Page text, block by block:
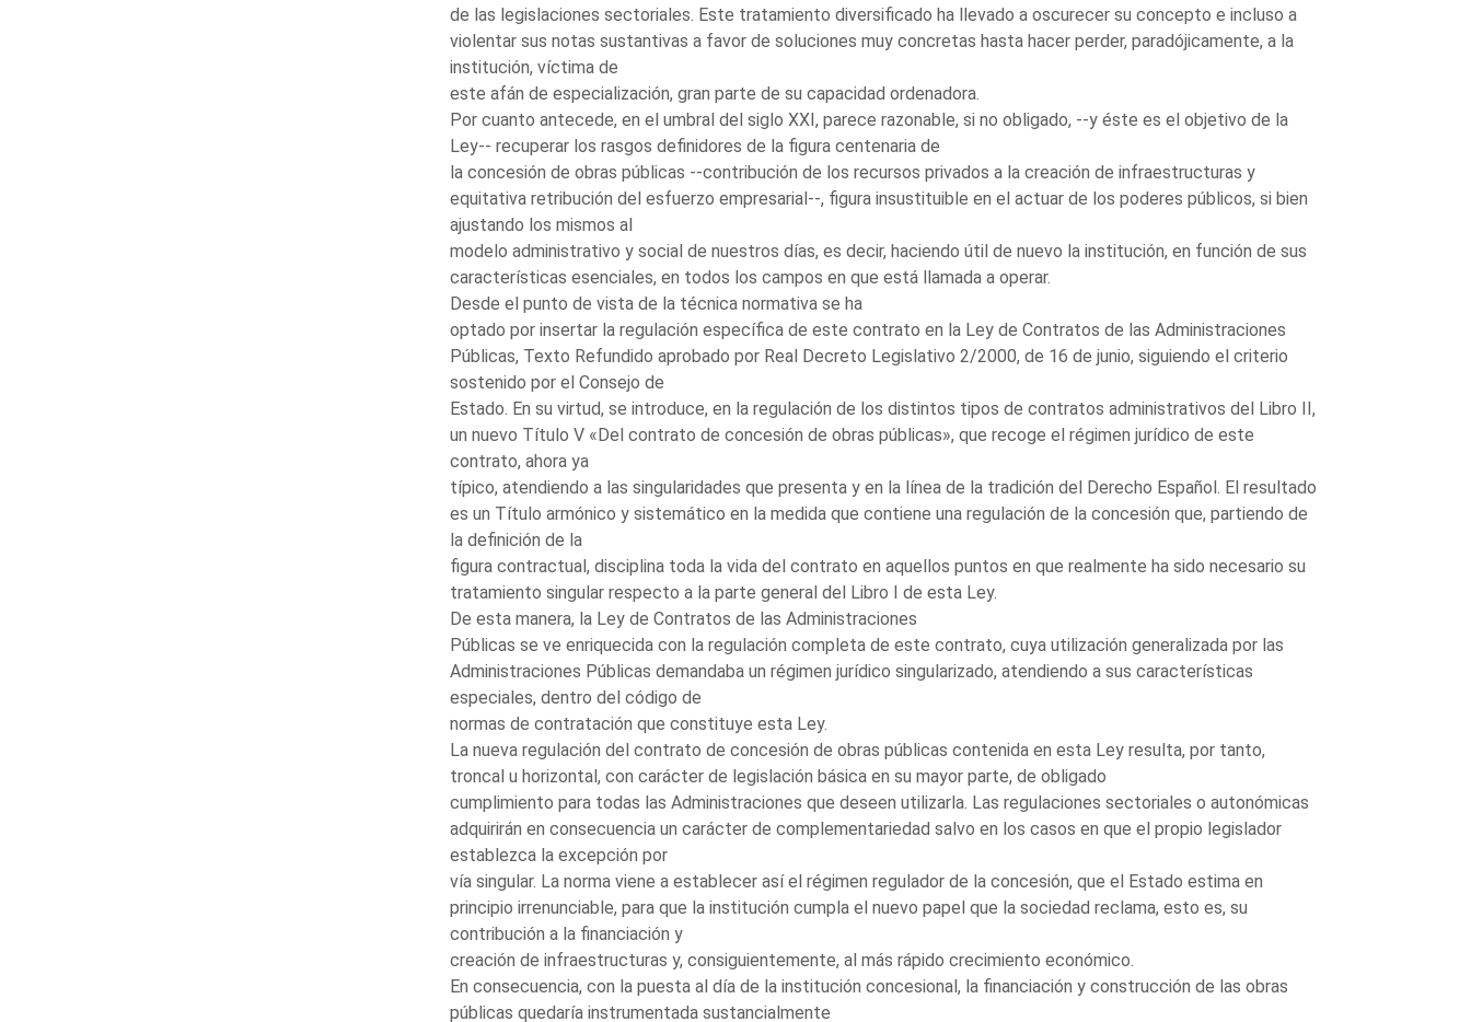
de las legislaciones sectoriales. Este tratamiento diversificado ha llevado a oscurecer su concepto e incluso a
violentar sus notas sustantivas a favor de soluciones muy concretas hasta hacer perder, paradójicamente, a la
institución, víctima de
este afán de especialización, gran parte de su capacidad ordenadora.
Por cuanto antecede, en el umbral del siglo XXI, parece razonable, si no obligado, --y éste es el objetivo de la
Ley-- recuperar los rasgos definidores de la figura centenaria de
la concesión de obras públicas --contribución de los recursos privados a la creación de infraestructuras y
equitativa retribución del esfuerzo empresarial--, figura insustituible en el actuar de los poderes públicos, si bien
ajustando los mismos al
modelo administrativo y social de nuestros días, es decir, haciendo útil de nuevo la institución, en función de sus
características esenciales, en todos los campos en que está llamada a operar.
Desde el punto de vista de la técnica normativa se ha
optado por insertar la regulación específica de este contrato en la Ley de Contratos de las Administraciones
Públicas, Texto Refundido aprobado por Real Decreto Legislativo 2/2000, de 16 de junio, siguiendo el criterio
sostenido por el Consejo de
Estado. En su virtud, se introduce, en la regulación de los distintos tipos de contratos administrativos del Libro II,
un nuevo Título V «Del contrato de concesión de obras públicas», que recoge el régimen jurídico de este
contrato, ahora ya
típico, atendiendo a las singularidades que presenta y en la línea de la tradición del Derecho Español. El resultado
es un Título armónico y sistemático en la medida que contiene una regulación de la concesión que, partiendo de
la definición de la
figura contractual, disciplina toda la vida del contrato en aquellos puntos en que realmente ha sido necesario su
tratamiento singular respecto a la parte general del Libro I de esta Ley.
De esta manera, la Ley de Contratos de las Administraciones
Públicas se ve enriquecida con la regulación completa de este contrato, cuya utilización generalizada por las
Administraciones Públicas demandaba un régimen jurídico singularizado, atendiendo a sus características
especiales, dentro del código de
normas de contratación que constituye esta Ley.
La nueva regulación del contrato de concesión de obras públicas contenida en esta Ley resulta, por tanto,
troncal u horizontal, con carácter de legislación básica en su mayor parte, de obligado
cumplimiento para todas las Administraciones que deseen utilizarla. Las regulaciones sectoriales o autonómicas
adquirirán en consecuencia un carácter de complementariedad salvo en los casos en que el propio legislador
establezca la excepción por
vía singular. La norma viene a establecer así el régimen regulador de la concesión, que el Estado estima en
principio irrenunciable, para que la institución cumpla el nuevo papel que la sociedad reclama, esto es, su
contribución a la financiación y
creación de infraestructuras y, consiguientemente, al más rápido crecimiento económico.
En consecuencia, con la puesta al día de la institución concesional, la financiación y construcción de las obras
públicas quedaría instrumentada sustancialmente